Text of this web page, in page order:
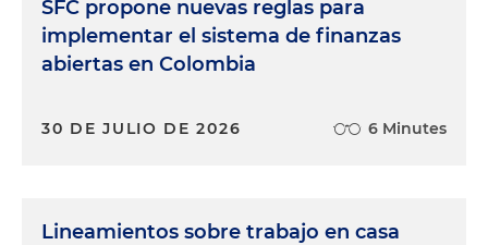
SFC propone nuevas reglas para
implementar el sistema de finanzas
abiertas en Colombia
30 DE JULIO DE 2026 6 Minutes
Lineamientos sobre trabajo en casa